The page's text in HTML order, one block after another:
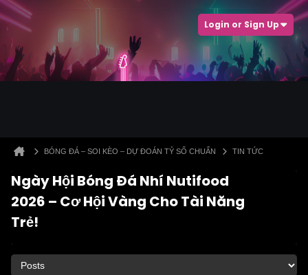
Login or Sign Up
BÓNG ĐÁ – SOI KÈO – DỰ ĐOÁN TỶ SỐ CHUẨN TIN TỨC
Ngày Hội Bóng Đá Nhí Nutifood
2026 – Cơ Hội Vàng Cho Tài Năng
Trẻ!